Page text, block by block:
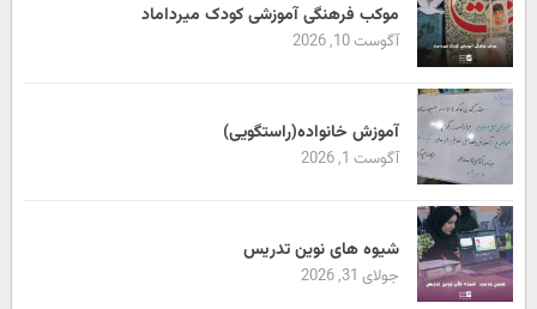
موکب فرهنگی آموزشی کودک میرداماد
آگوست 10, 2026
آموزش خانواده(راستگویی)
آگوست 1, 2026
شیوه های نوین تدریس
جولای 31, 2026